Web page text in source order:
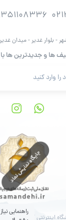
- بلوار غدیر - میدان
ها و جدیدترین ها
اینترنتی آنالیزگر فقط
راهنمایی